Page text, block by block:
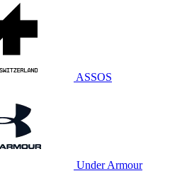
ASSOS
Under Armour